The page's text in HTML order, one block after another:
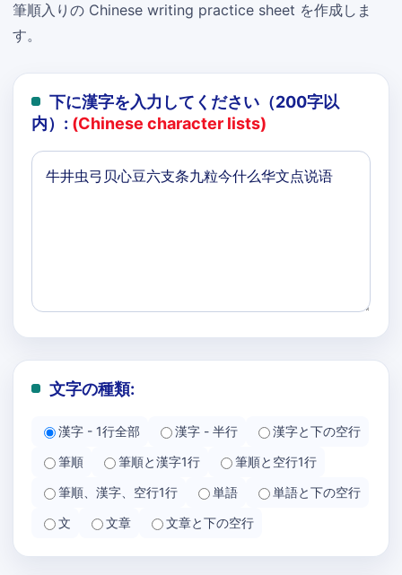
筆順入りの Chinese writing practice sheet を作成しま
す。
下に漢字を入力してください（200字以
内）: (Chinese character lists)
文字の種類:
漢字 - 1行全部 漢字 - 半行
漢字と下の空行
筆順
筆順と漢字1行
筆順と空行1行
筆順、漢字、空行1行
単語
単語と下の空行
文
文章 文章と下の空行